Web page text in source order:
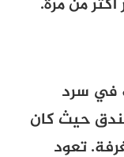
في سرد
حيث كان
تعود